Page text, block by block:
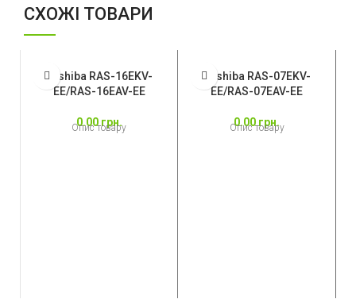
СХОЖІ ТОВАРИ
Toshiba RAS-16EKV-
EE/RAS-16EAV-EE
0.00 грн.
Опис товару
Toshiba RAS-07EKV-
EE/RAS-07EAV-EE
0.00 грн.
Опис товару